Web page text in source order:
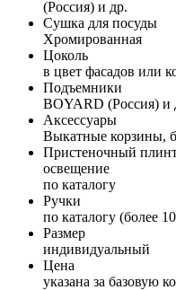
(Россия) и др.
Сушка для посуды
Хромированная
Цоколь
в цвет фасадов или
Подъемники
BOYARD (Россия) и
Аксессуары
Выкатные корзины,
Пристеночный
освещение
по каталогу
Ручки
по каталогу (более
Размер
индивидуальный
Цена
указана за базовую